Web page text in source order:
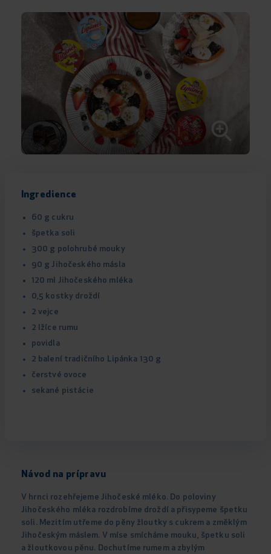
Ingredience
60 g cukru
špetka soli
300 g polohrubé mouky
90 g Jihočeského másla
120 ml Jihočeského mléka
0,5 kostky droždí
2 vejce
2 lžíce rumu
povidla
2 balení tradičního Lipánka 130 g
čerstvé ovoce
sekané pistácie
Návod na prípravu
V hrnci rozehřejeme Jihočeské mléko. Do poloviny
Jihočeského mléka rozdrobíme droždí a přisypeme špetku
soli. Mezitím utřeme do pěny žloutky s cukrem a změklým
Jihočeským máslem. V míse smícháme mouku, špetku soli
a žloutkovou pěnu. Dochutíme rumem a zbylým